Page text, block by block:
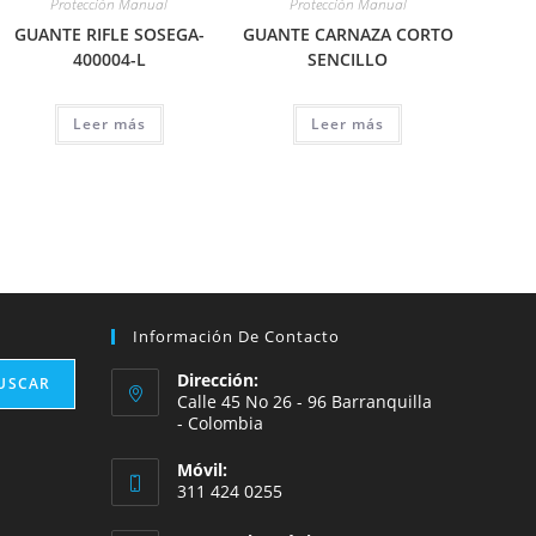
GUANTE RIFLE SOSEGA-
400004-L
Leer más
GUANTE CARNAZA CORTO
SENCILLO
Leer más
Información De Contacto
Dirección:
Calle 45 No 26 - 96 Barranquilla
- Colombia
Móvil:
311 424 0255